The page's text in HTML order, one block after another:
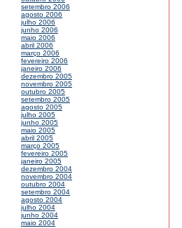
setembro 2006
agosto 2006
julho 2006
junho 2006
maio 2006
abril 2006
março 2006
fevereiro 2006
janeiro 2006
dezembro 2005
novembro 2005
outubro 2005
setembro 2005
agosto 2005
julho 2005
junho 2005
maio 2005
abril 2005
março 2005
fevereiro 2005
janeiro 2005
dezembro 2004
novembro 2004
outubro 2004
setembro 2004
agosto 2004
julho 2004
junho 2004
maio 2004